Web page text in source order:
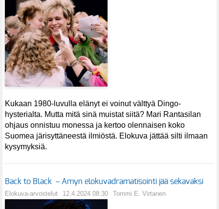
Kukaan 1980-luvulla elänyt ei voinut välttyä Dingo-
hysterialta. Mutta mitä sinä muistat siitä? Mari Rantasilan
ohjaus onnistuu monessa ja kertoo olennaisen koko
Suomea järisyttäneestä ilmiöstä. Elokuva jättää silti ilmaan
kysymyksiä.
Back to Black – Amyn elokuvadramatisointi jää sekavaksi
Elokuva-arvostelut 12.4.2024 08:30 Tommi E. Virtanen